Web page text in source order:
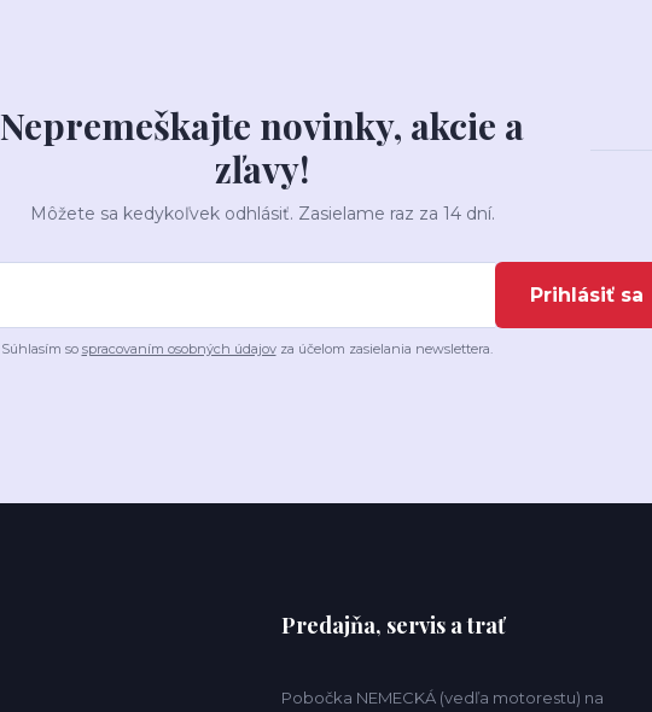
Nepremeškajte novinky, akcie a
zľavy!
Môžete sa kedykoľvek odhlásiť. Zasielame raz za 14 dní.
Prihlásiť sa
Súhlasím so spracovaním osobných údajovza účelom zasielania newslettera.
Predajňa, servis a trať
Pobočka NEMECKÁ (vedľa motorestu) na